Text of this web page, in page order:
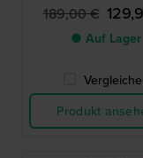
189,00 €
● Auf Lager
Produkt